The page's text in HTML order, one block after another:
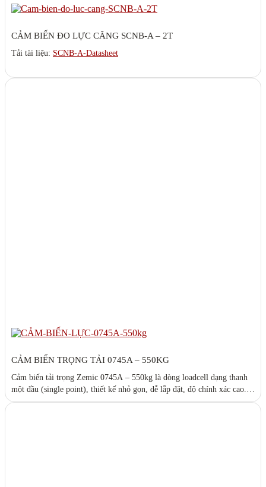
CẢM BIẾN ĐO LỰC CĂNG SCNB-A – 2T
Tải tài liệu: SCNB-A-Datasheet
CẢM BIẾN TRỌNG TẢI 0745A – 550KG
Cảm biến tải trọng Zemic 0745A – 550kg là dòng loadcell dạng thanh
một đầu (single point), thiết kế nhỏ gọn, dễ lắp đặt, độ chính xác cao.
Phù hợp cho cân bàn, cân băng tải, máy đóng gói và các hệ thống cân